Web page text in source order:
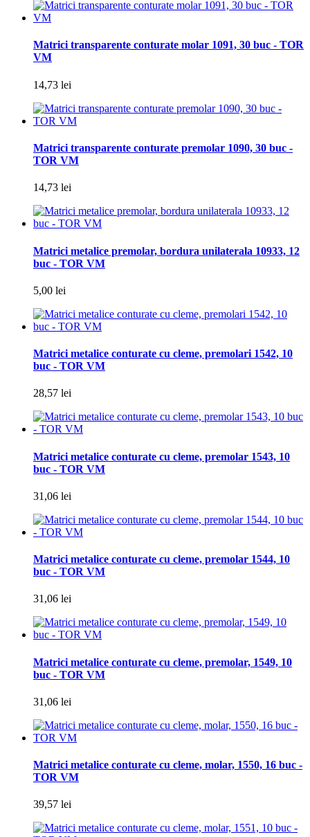
Matrici transparente conturate molar 1091, 30 buc - TOR
VM
14,73 lei
Matrici transparente conturate premolar 1090, 30 buc -
TOR VM
14,73 lei
Matrici metalice premolar, bordura unilaterala 10933, 12
buc - TOR VM
5,00 lei
Matrici metalice conturate cu cleme, premolari 1542, 10
buc - TOR VM
28,57 lei
Matrici metalice conturate cu cleme, premolar 1543, 10
buc - TOR VM
31,06 lei
Matrici metalice conturate cu cleme, premolar 1544, 10
buc - TOR VM
31,06 lei
Matrici metalice conturate cu cleme, premolar, 1549, 10
buc - TOR VM
31,06 lei
Matrici metalice conturate cu cleme, molar, 1550, 16 buc -
TOR VM
39,57 lei